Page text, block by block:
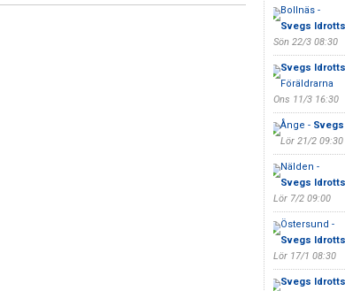
Bollnäs -
Svegs
Sön 22/3 08:30
Svegs
Föräldrarna
Ons 11/3 16:30
Ånge -
Lör 21/2 09:30
Nälden -
Svegs
Lör 7/2 09:00
Östersund -
Svegs
Lör 17/1 08:30
Svegs